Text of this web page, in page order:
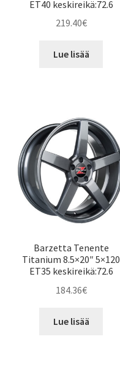
ET40 keskireikä:72.6
219.40€
Lue lisää
Barzetta Tenente
Titanium 8.5×20″ 5×120
ET35 keskireikä:72.6
184.36€
Lue lisää